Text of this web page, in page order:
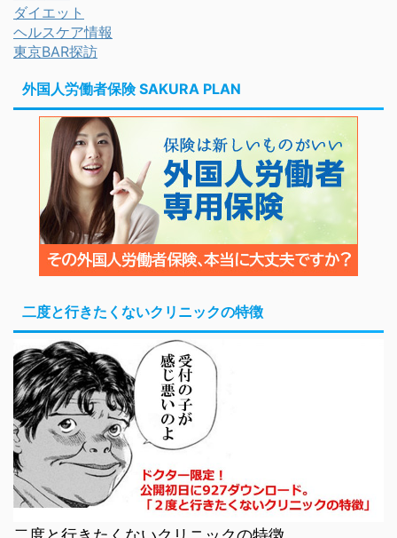
ダイエット
ヘルスケア情報
東京BAR探訪
外国人労働者保険 SAKURA PLAN
二度と行きたくないクリニックの特徴